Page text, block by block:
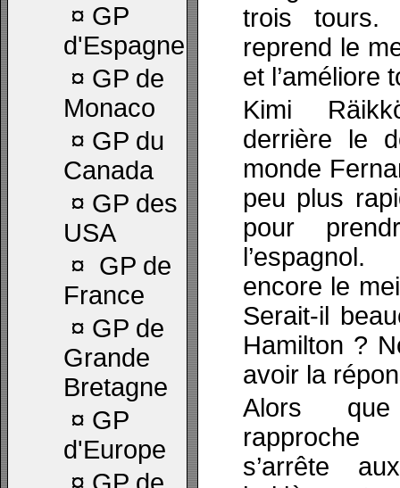
¤ GP
d'Espagne
¤ GP de
Monaco
¤ GP du
Canada
¤ GP des
USA
¤ GP de
France
¤ GP de
Grande
Bretagne
¤ GP
d'Europe
trois tours.
reprend le
et l’améliore
Kimi
derrière le
monde
peu plus
pour
encore le
Serait-il
Hamilton ?
avoir la
Alors
rapproche
s’arrête